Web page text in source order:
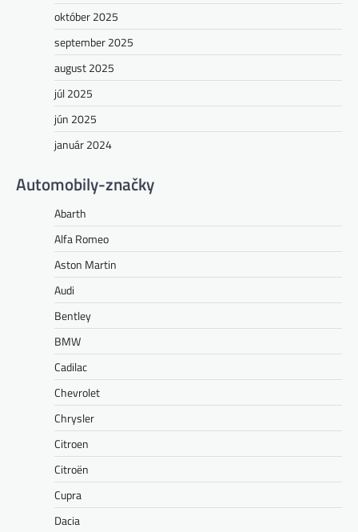
október 2025
september 2025
august 2025
júl 2025
jún 2025
január 2024
Automobily-značky
Abarth
Alfa Romeo
Aston Martin
Audi
Bentley
BMW
Cadilac
Chevrolet
Chrysler
Citroen
Citroën
Cupra
Dacia